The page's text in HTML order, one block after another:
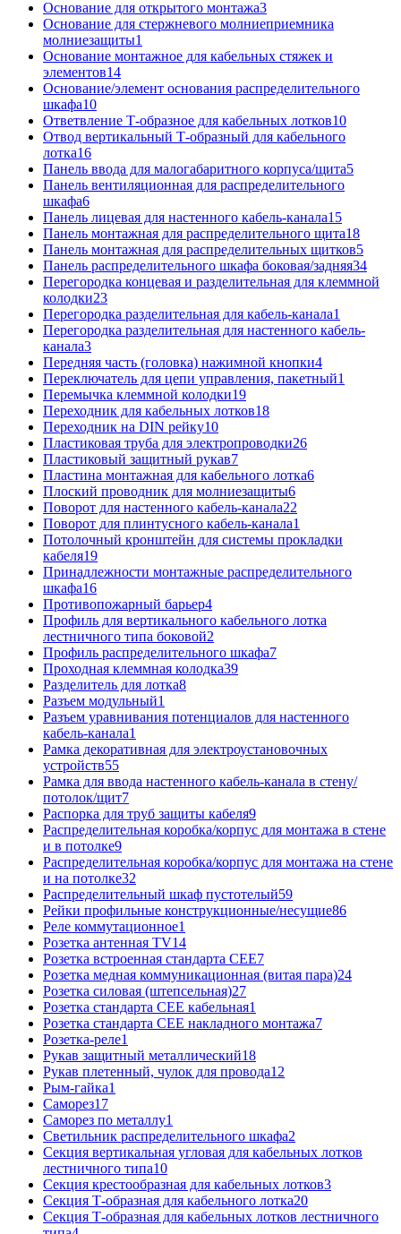
Основание для открытого монтажа3
Основание для стержневого молниеприемника
молниезащиты1
Основание монтажное для кабельных стяжек и
элементов14
Основание/элемент основания распределительного
шкафа10
Ответвление Т-образное для кабельных лотков10
Отвод вертикальный Т-образный для кабельного
лотка16
Панель ввода для малогабаритного корпуса/щита5
Панель вентиляционная для распределительного
шкафа6
Панель лицевая для настенного кабель-канала15
Панель монтажная для распределительного щита18
Панель монтажная для распределительных щитков5
Панель распределительного шкафа боковая/задняя34
Перегородка концевая и разделительная для клеммной
колодки23
Перегородка разделительная для кабель-канала1
Перегородка разделительная для настенного кабель-
канала3
Передняя часть (головка) нажимной кнопки4
Переключатель для цепи управления, пакетный1
Перемычка клеммной колодки19
Переходник для кабельных лотков18
Переходник на DIN рейку10
Пластиковая труба для электропроводки26
Пластиковый защитный рукав7
Пластина монтажная для кабельного лотка6
Плоский проводник для молниезащиты6
Поворот для настенного кабель-канала22
Поворот для плинтусного кабель-канала1
Потолочный кронштейн для системы прокладки
кабеля19
Принадлежности монтажные распределительного
шкафа16
Противопожарный барьер4
Профиль для вертикального кабельного лотка
лестничного типа боковой2
Профиль распределительного шкафа7
Проходная клеммная колодка39
Разделитель для лотка8
Разъем модульный1
Разъем уравнивания потенциалов для настенного
кабель-канала1
Рамка декоративная для электроустановочных
устройств55
Рамка для ввода настенного кабель-канала в стену/
потолок/щит7
Распорка для труб защиты кабеля9
Распределительная коробка/корпус для монтажа в стене
и в потолке9
Распределительная коробка/корпус для монтажа на стене
и на потолке32
Распределительный шкаф пустотелый59
Рейки профильные конструкционные/несущие86
Реле коммутационное1
Розетка антенная TV14
Розетка встроенная стандарта CEE7
Розетка медная коммуникационная (витая пара)24
Розетка силовая (штепсельная)27
Розетка стандарта СЕЕ кабельная1
Розетка стандарта СЕЕ накладного монтажа7
Розетка-реле1
Рукав защитный металлический18
Рукав плетенный, чулок для провода12
Рым-гайка1
Саморез17
Саморез по металлу1
Светильник распределительного шкафа2
Секция вертикальная угловая для кабельных лотков
лестничного типа10
Секция крестообразная для кабельных лотков3
Секция Т-образная для кабельного лотка20
Секция Т-образная для кабельных лотков лестничного